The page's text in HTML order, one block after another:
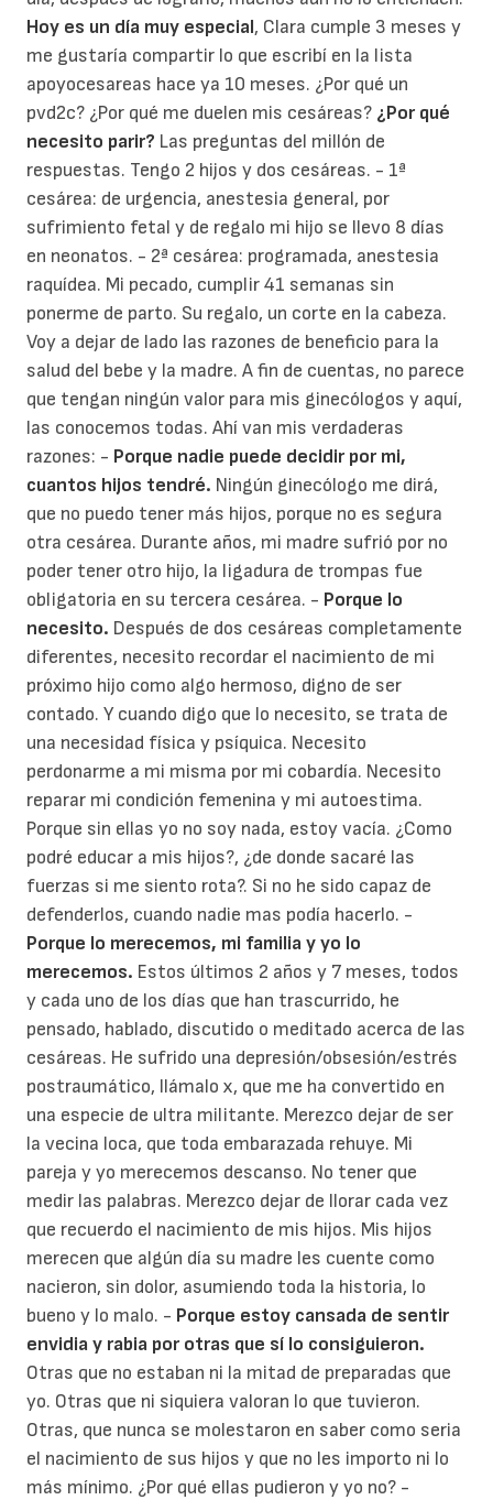
Hoy es un día muy especial, Clara cumple 3 meses y
me gustaría compartir lo que escribí en la lista
apoyocesareas hace ya 10 meses. ¿Por qué un
pvd2c? ¿Por qué me duelen mis cesáreas? ¿Por qué
necesito parir? Las preguntas del millón de
respuestas. Tengo 2 hijos y dos cesáreas. - 1ª
cesárea: de urgencia, anestesia general, por
sufrimiento fetal y de regalo mi hijo se llevo 8 días
en neonatos. - 2ª cesárea: programada, anestesia
raquídea. Mi pecado, cumplir 41 semanas sin
ponerme de parto. Su regalo, un corte en la cabeza.
Voy a dejar de lado las razones de beneficio para la
salud del bebe y la madre. A fin de cuentas, no parece
que tengan ningún valor para mis ginecólogos y aquí,
las conocemos todas. Ahí van mis verdaderas
razones: - Porque nadie puede decidir por mi,
cuantos hijos tendré. Ningún ginecólogo me dirá,
que no puedo tener más hijos, porque no es segura
otra cesárea. Durante años, mi madre sufrió por no
poder tener otro hijo, la ligadura de trompas fue
obligatoria en su tercera cesárea. - Porque lo
necesito. Después de dos cesáreas completamente
diferentes, necesito recordar el nacimiento de mi
próximo hijo como algo hermoso, digno de ser
contado. Y cuando digo que lo necesito, se trata de
una necesidad física y psíquica. Necesito
perdonarme a mi misma por mi cobardía. Necesito
reparar mi condición femenina y mi autoestima.
Porque sin ellas yo no soy nada, estoy vacía. ¿Como
podré educar a mis hijos?, ¿de donde sacaré las
fuerzas si me siento rota?. Si no he sido capaz de
defenderlos, cuando nadie mas podía hacerlo. -
Porque lo merecemos, mi familia y yo lo
merecemos. Estos últimos 2 años y 7 meses, todos
y cada uno de los días que han trascurrido, he
pensado, hablado, discutido o meditado acerca de las
cesáreas. He sufrido una depresión/obsesión/estrés
postraumático, llámalo x, que me ha convertido en
una especie de ultra militante. Merezco dejar de ser
la vecina loca, que toda embarazada rehuye. Mi
pareja y yo merecemos descanso. No tener que
medir las palabras. Merezco dejar de llorar cada vez
que recuerdo el nacimiento de mis hijos. Mis hijos
merecen que algún día su madre les cuente como
nacieron, sin dolor, asumiendo toda la historia, lo
bueno y lo malo. - Porque estoy cansada de sentir
envidia y rabia por otras que sí lo consiguieron.
Otras que no estaban ni la mitad de preparadas que
yo. Otras que ni siquiera valoran lo que tuvieron.
Otras, que nunca se molestaron en saber como seria
el nacimiento de sus hijos y que no les importo ni lo
más mínimo. ¿Por qué ellas pudieron y yo no? -